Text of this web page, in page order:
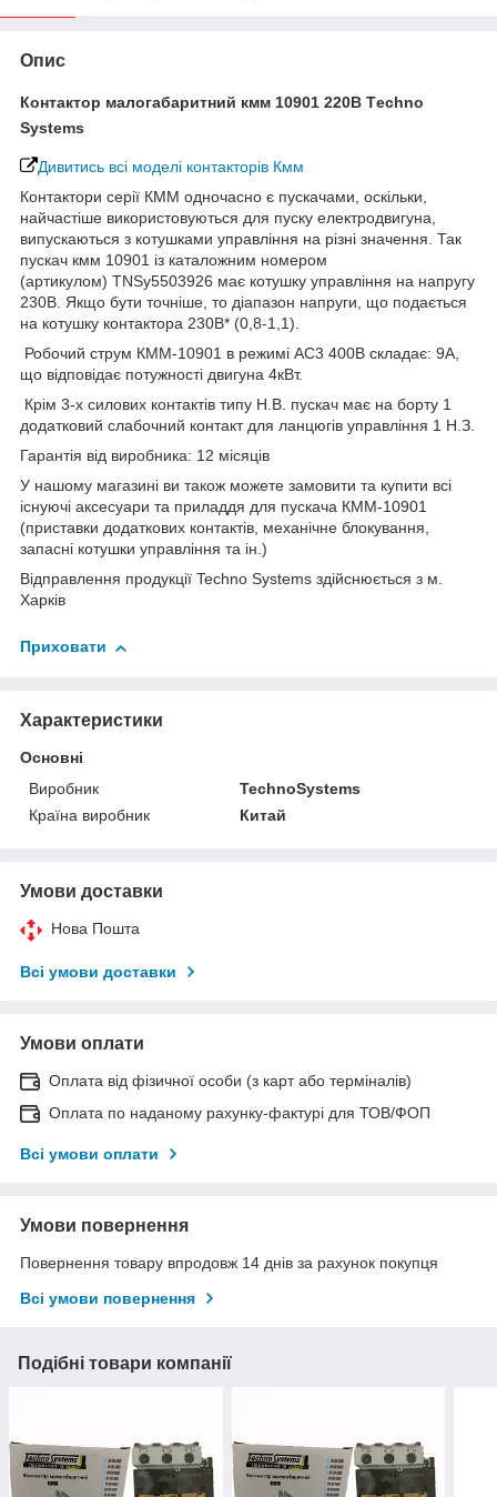
Опис
Контактор малогабаритний кмм 10901 220В Тechno
Systems
Дивитись всі моделі контакторів Кмм
Контактори серії КММ одночасно є пускачами, оскільки,
найчастіше використовуються для пуску електродвигуна,
випускаються з котушками управління на різні значення. Так
пускач кмм 10901 із каталожним номером
(артикулом) TNSy5503926 має котушку управління на напругу
230В. Якщо бути точніше, то діапазон напруги, що подається
на котушку контактора 230В* (0,8-1,1).
Робочий струм КММ-10901 в режимі АС3 400В складає: 9А,
що відповідає потужності двигуна 4кВт.
Крім 3-х силових контактів типу Н.В. пускач має на борту 1
додатковий слабочний контакт для ланцюгів управління 1 Н.З.
Гарантія від виробника: 12 місяців
У нашому магазині ви також можете замовити та купити всі
існуючі аксесуари та приладдя для пускача КММ-10901
(приставки додаткових контактів, механічне блокування,
запасні котушки управління та ін.)
Відправлення продукції Techno Systems здійснюється з м.
Харків
Приховати
Характеристики
Основні
Виробник
TechnoSystems
Країна виробник
Китай
Умови доставки
Нова Пошта
Всі умови доставки
Умови оплати
Оплата від фізичної особи (з карт або терміналів)
Оплата по наданому рахунку-фактурі для ТОВ/ФОП
Всі умови оплати
Умови повернення
Повернення товару впродовж 14 днів за рахунок покупця
Всі умови повернення
Подібні товари компанії